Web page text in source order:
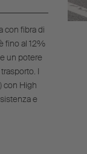
con fibra di
fino al 12%
un potere
I
con High
e